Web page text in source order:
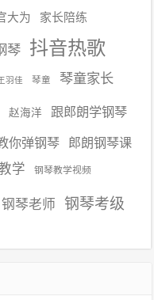
大为 家长陪练
琴 抖音热歌
羽佳 琴童 琴童家长
赵海洋 跟郎朗学钢琴
你弹钢琴 郎朗钢琴课
学 钢琴教学视频
钢琴老师 钢琴考级